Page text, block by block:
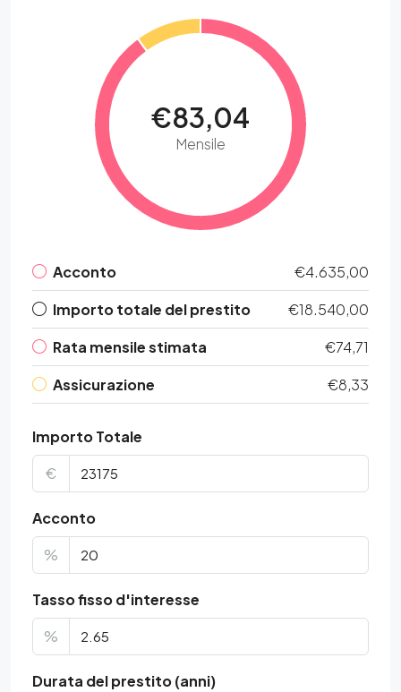
€83,04
Mensile
Acconto
€4.635,00
Importo totale del prestito
€18.540,00
Rata mensile stimata
€74,71
Assicurazione
€8,33
Importo Totale
€
Acconto
%
Tasso fisso d'interesse
%
Durata del prestito (anni)